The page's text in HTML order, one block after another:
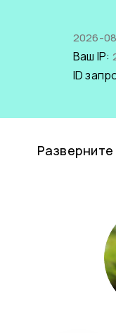
2026-
Ваш IP:
ID